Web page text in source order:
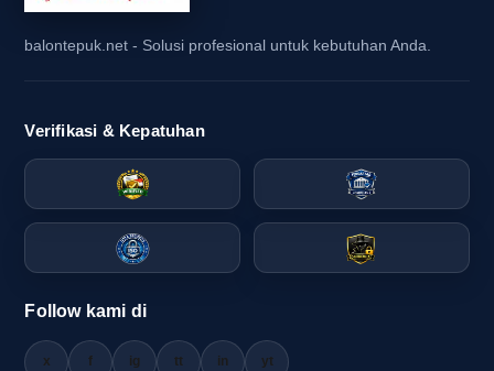
menjadi nilai penting karena setiap keterlambatan
bisa berdampak pada kesiapan acara.
tahu apakah pesanan bisa masuk ke jadwal
produksi, apakah stok tersedia, dan apakah opsi
custom masih memungkinkan. Dalam banyak
kasus, keputusan membeli balon tepuk custom
semarang atau balon tepuk sablon logo harus
balontepuk.net - Solusi profesional untuk kebutuhan Anda.
Verifikasi & Kepatuhan
Follow kami di
x f ig tt in yt